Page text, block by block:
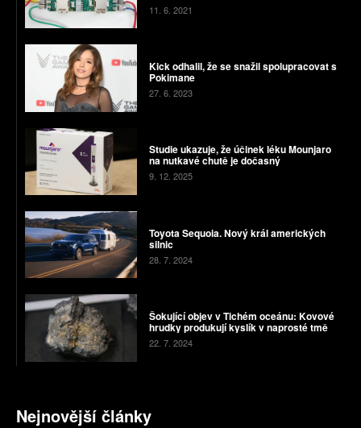
11. 6. 2021
Kick odhalil, že se snažil spolupracovat s
Pokimane
27. 6. 2023
Studie ukazuje, že účinek léku Mounjaro
na nutkavé chutě je dočasný
9. 12. 2025
Toyota Sequoia. Nový král amerických
silnic
28. 7. 2024
Šokující objev v Tichém oceánu: Kovové
hrudky produkují kyslík v naprosté tmě
22. 7. 2024
Nejnovější články